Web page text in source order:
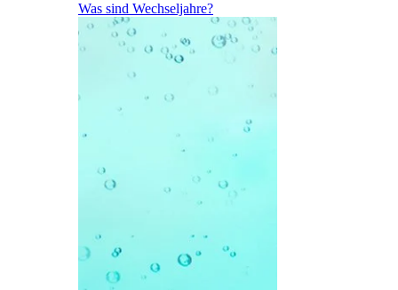
Was sind Wechseljahre?